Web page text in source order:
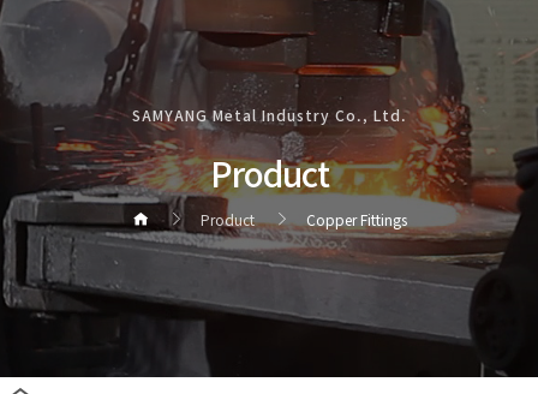
SAMYANG Metal Industry Co., Ltd.
Product
Product Copper Fittings
헤더설정